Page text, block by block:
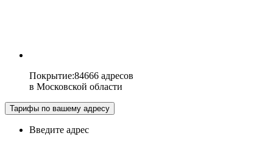
Покрытие:84666 адресов
в Московской области
Тарифы по вашему адресу
Введите адрес